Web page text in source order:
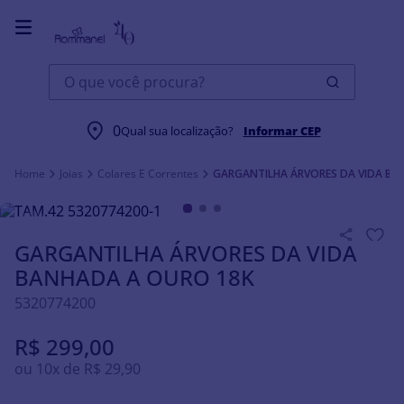
O que você procura?
0Qual sua localização? Informar CEP
Joias Colares E Correntes GARGANTILHA ÁRVORES DA VIDA
GARGANTILHA ÁRVORES DA VIDA
BANHADA A OURO 18K
5320774200
R$ 299,00
ou 10x de R$ 29,90